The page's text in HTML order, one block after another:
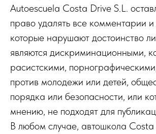
Autoescuela Costa Drive S.L.
право удалять все комментарии
которые нарушают достоинство
являются дискриминационными,
расистскими,
против молодежи или детей,
порядка или безопасности, или
мнению, не подходят для
В любом случае, автошкола Costa